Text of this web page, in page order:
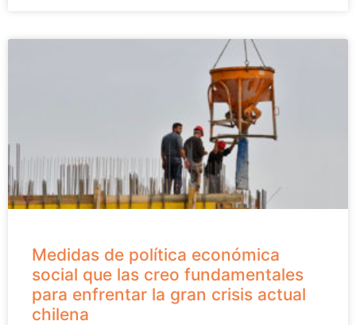
Medidas de política económica
social que las creo fundamentales
para enfrentar la gran crisis actual
chilena